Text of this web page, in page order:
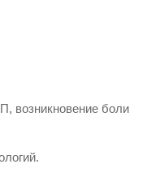
возникновение боли